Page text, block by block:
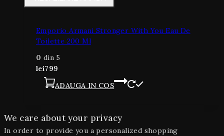
Emporio Armani Stronger With You Eau De
Toilette 200 Ml
0 din 5
lei799
ADAUGA IN COS
We care about your privacy
In order to provide you a personalized shopping